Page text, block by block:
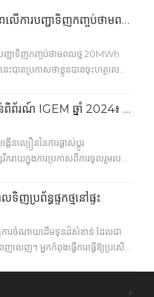
ក្រុមហ៊ុន HY TECH ចុះហត្ថលេខាលើការបញ្ជាទិញកញ្ចប់ថាមពលថ្ម 20MWh ជាមួយ CALB
ញ្ជាទិញកញ្ចប់ថាមពលថ្ម 20MWh
ានប្រកាសថាខ្លួនបានចុះហត្ថលេខា
មហ៊ុនឈានមុខគេលើពិភពលោកក្នុង
នឹងប្រមូលផ្តុំ និងផលិតថាមពល
ការអញ្ជើញដោយស្មោះស្ម័គ្រទៅកាន់ពិព័រណ៍ IGEM ឆ្នាំ 2024៖ ការស្វែងយល់ពីអនាគតនៃការផ្ទុកថាមពលលំនៅដ្ឋាន និងពាណិជ្ជកម្ម
នល្បឿននៃការផ្លាស់ប្តូរ
យក្នុងការប្រកាសពីការចូលរួមរបស់
នៅទីក្រុងគូឡាឡាំពួ
ទិញប្រព័ន្ធផ្ទុកថ្មនៅផ្ទះ
យការចំណាយដើមទុនដ៏សំខាន់ ដែលជា
ញ។ អ្នកកំពុងធ្វើការធ្វើឱ្យប្រសើរ